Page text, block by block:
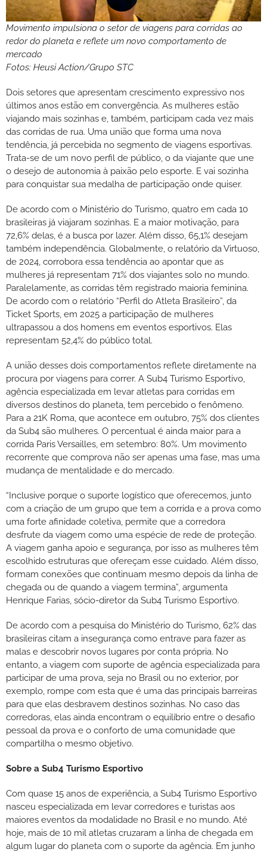
Movimento impulsiona o setor de viagens para corridas ao
redor do planeta e reflete um novo comportamento de
mercado
Fotos: Heusi Action/Grupo STC
Dois setores que apresentam crescimento expressivo nos
últimos anos estão em convergência. As mulheres estão
viajando mais sozinhas e, também, participam cada vez mais
das corridas de rua. Uma união que forma uma nova
tendência, já percebida no segmento de viagens esportivas.
Trata-se de um novo perfil de público, o da viajante que une
o desejo de autonomia à paixão pelo esporte. E vai sozinha
para conquistar sua medalha de participação onde quiser.
De acordo com o Ministério do Turismo, quatro em cada 10
brasileiras já viajaram sozinhas. E a maior motivação, para
72,6% delas, é a busca por lazer. Além disso, 65,1% desejam
também independência. Globalmente, o relatório da Virtuoso,
de 2024, corrobora essa tendência ao apontar que as
mulheres já representam 71% dos viajantes solo no mundo.
Paralelamente, as corridas têm registrado maioria feminina.
De acordo com o relatório “Perfil do Atleta Brasileiro”, da
Ticket Sports, em 2025 a participação de mulheres
ultrapassou a dos homens em eventos esportivos. Elas
representam 52,4% do público total.
A união desses dois comportamentos reflete diretamente na
procura por viagens para correr. A Sub4 Turismo Esportivo,
agência especializada em levar atletas para corridas em
diversos destinos do planeta, tem percebido o fenômeno.
Para a 21K Roma, que acontece em outubro, 75% dos clientes
da Sub4 são mulheres. O percentual é ainda maior para a
corrida Paris Versailles, em setembro: 80%. Um movimento
recorrente que comprova não ser apenas uma fase, mas uma
mudança de mentalidade e do mercado.
“Inclusive porque o suporte logístico que oferecemos, junto
com a criação de um grupo que tem a corrida e a prova como
uma forte afinidade coletiva, permite que a corredora
desfrute da viagem como uma espécie de rede de proteção.
A viagem ganha apoio e segurança, por isso as mulheres têm
escolhido estruturas que ofereçam esse cuidado. Além disso,
formam conexões que continuam mesmo depois da linha de
chegada ou de quando a viagem termina”, argumenta
Henrique Farias, sócio-diretor da Sub4 Turismo Esportivo.
De acordo com a pesquisa do Ministério do Turismo, 62% das
brasileiras citam a insegurança como entrave para fazer as
malas e descobrir novos lugares por conta própria. No
entanto, a viagem com suporte de agência especializada para
participar de uma prova, seja no Brasil ou no exterior, por
exemplo, rompe com esta que é uma das principais barreiras
para que elas desbravem destinos sozinhas. No caso das
corredoras, elas ainda encontram o equilíbrio entre o desafio
pessoal da prova e o conforto de uma comunidade que
compartilha o mesmo objetivo.
Sobre a Sub4 Turismo Esportivo
Com quase 15 anos de experiência, a Sub4 Turismo Esportivo
nasceu especializada em levar corredores e turistas aos
maiores eventos da modalidade no Brasil e no mundo. Até
hoje, mais de 10 mil atletas cruzaram a linha de chegada em
algum lugar do planeta com o suporte da agência. Em junho